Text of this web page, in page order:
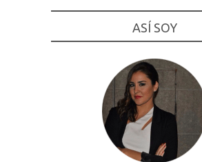
ASÍ SOY
Necesarias